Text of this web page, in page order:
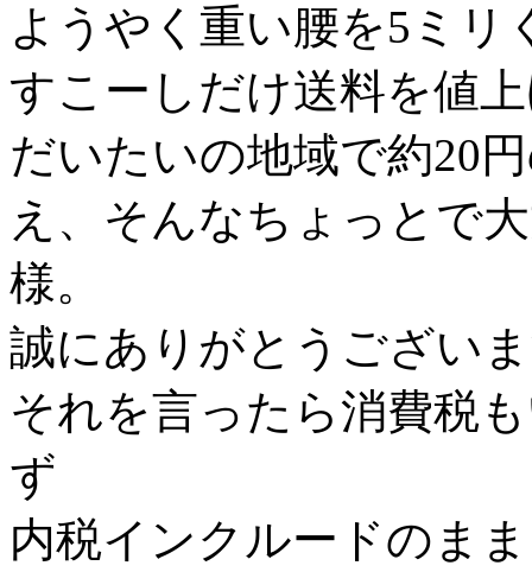
ようやく重い腰を5ミリ
すこーしだけ送料を値
だいたいの地域で約20
え、そんなちょっとで
様。
誠にありがとうござい
それを言ったら消費税
ず
内税インクルードのま